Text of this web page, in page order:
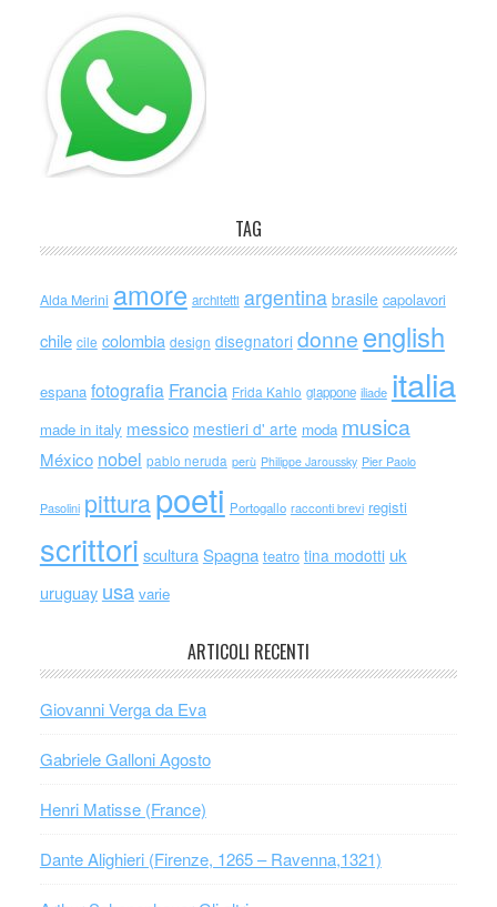
TAG
Alda Merini amore architetti argentina brasile capolavori
chile cile colombia design disegnatori donne english
espana fotografia Francia Frida Kahlo giappone iliade italia
made in italy messico mestieri d' arte moda musica
México nobel pablo neruda perù Philippe Jaroussky Pier Paolo
Pasolini pitturapoeti Portogallo racconti brevi registi
scrittori scultura Spagna teatro tina modotti uk
uruguay usa varie
ARTICOLI RECENTI
Giovanni Verga da Eva
Gabriele Galloni Agosto
Henri Matisse (France)
Dante Alighieri (Firenze, 1265 – Ravenna,1321)